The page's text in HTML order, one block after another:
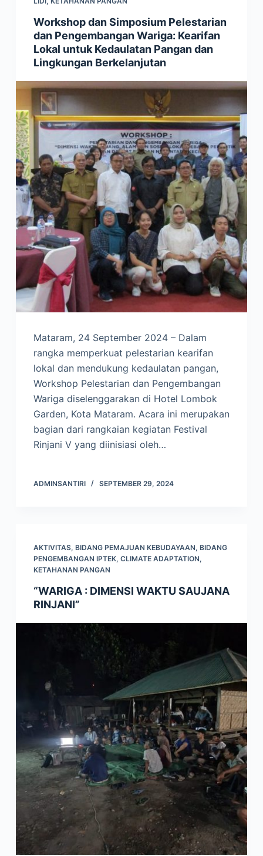
Workshop dan Simposium Pelestarian
dan Pengembangan Wariga: Kearifan
Lokal untuk Kedaulatan Pangan dan
Lingkungan Berkelanjutan
Mataram, 24 September 2024 – Dalam
rangka memperkuat pelestarian kearifan
lokal dan mendukung kedaulatan pangan,
Workshop Pelestarian dan Pengembangan
Wariga diselenggarakan di Hotel Lombok
Garden, Kota Mataram. Acara ini merupakan
bagian dari rangkaian kegiatan Festival
Rinjani V yang diinisiasi oleh…
ADMINSANTIRI SEPTEMBER 29, 2024
AKTIVITAS, BIDANG PEMAJUAN KEBUDAYAAN, BIDANG
PENGEMBANGAN IPTEK, CLIMATE ADAPTATION,
KETAHANAN PANGAN
“WARIGA : DIMENSI WAKTU SAUJANA
RINJANI”